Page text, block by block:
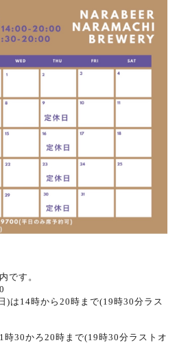
です。
)は14時から20時まで(19時30分ラス
30かろ20時まで(19時30分ラストオ